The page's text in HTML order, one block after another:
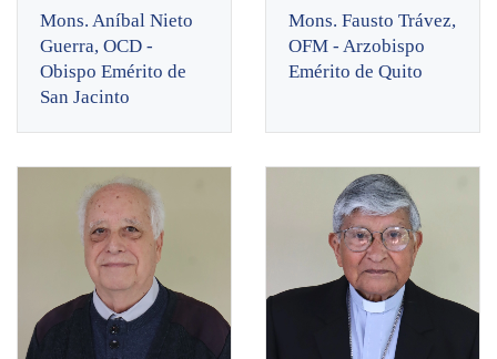
Mons. Aníbal Nieto
Guerra, OCD -
Obispo Emérito de
San Jacinto
Mons. Fausto Trávez,
OFM - Arzobispo
Emérito de Quito